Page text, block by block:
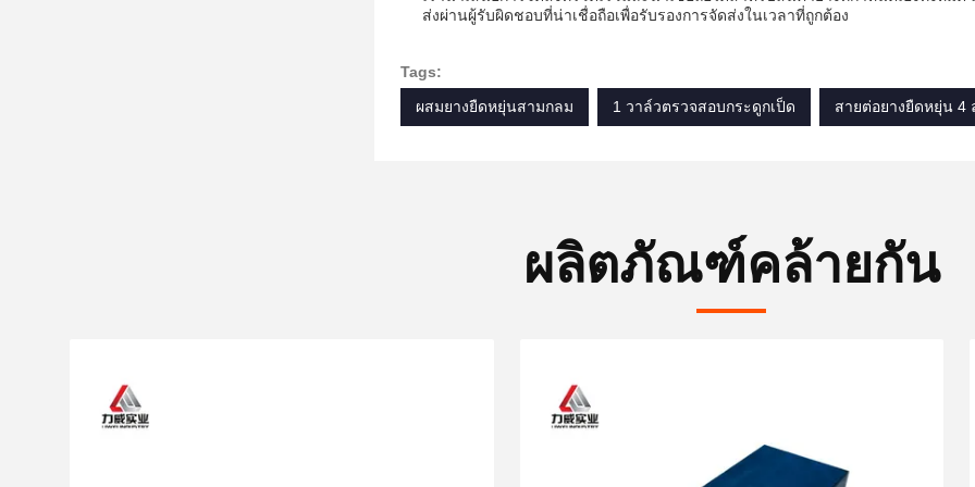
ส่งผ่านผู้รับผิดชอบที่น่าเชื่อถือเพื่อรับรองการจัดส่งในเวลาที่ถูกต้อง
Tags:
ผสมยางยืดหยุ่นสามกลม
1 วาล์วตรวจสอบกระดูกเป็ด สายต่อยางยืดหยุ่น 4
ผลิตภัณฑ์คล้ายกัน